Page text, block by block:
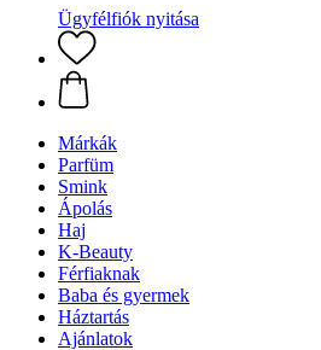
Ügyfélfiók nyitása
Márkák
Parfüm
Smink
Ápolás
Haj
K-Beauty
Férfiaknak
Baba és gyermek
Háztartás
Ajánlatok